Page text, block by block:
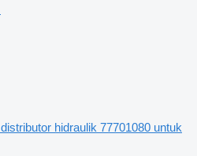
distributor hidraulik 77701080 untuk